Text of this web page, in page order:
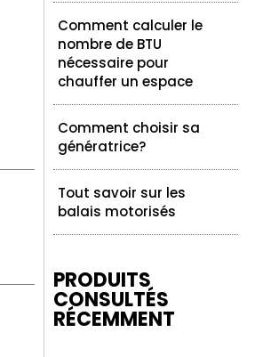
Comment calculer le
nombre de BTU
nécessaire pour
chauffer un espace
Comment choisir sa
génératrice?
Tout savoir sur les
balais motorisés
PRODUITS
CONSULTÉS
RÉCEMMENT